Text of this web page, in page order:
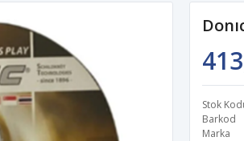
Stok
Barkod
Marka